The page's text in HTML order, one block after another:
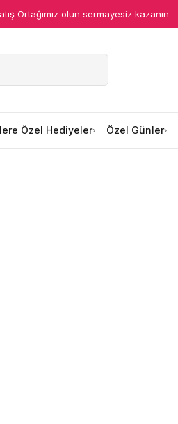
Ortağımız olun sermayesiz kazanın
Özel Hediyeler Özel Günler